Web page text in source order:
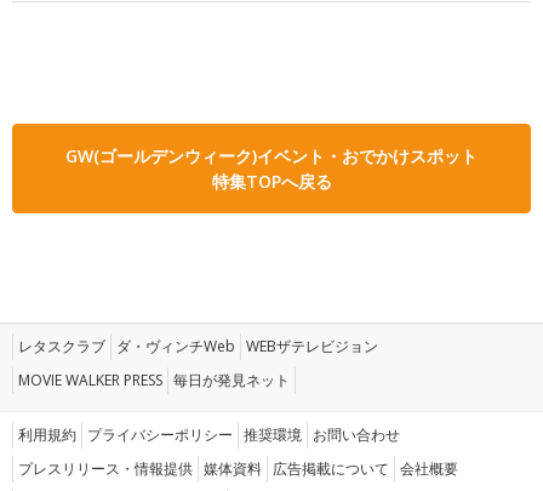
GW(ゴールデンウィーク)イベント・おでかけスポット
特集TOPへ戻る
レタスクラブ ダ・ヴィンチWeb WEBザテレビジョン
MOVIE WALKER PRESS 毎日が発見ネット
利用規約 プライバシーポリシー 推奨環境 お問い合わせ
プレスリリース・情報提供 媒体資料 広告掲載について 会社概要